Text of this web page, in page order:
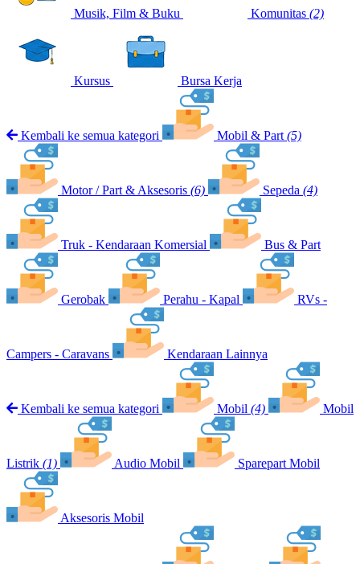
Musik, Film & Buku Komunitas (2)
Kursus Bursa Kerja
Kembali ke semua kategori Mobil & Part (5)
Motor / Part & Aksesoris (6) Sepeda (4)
Truk - Kendaraan Komersial Bus & Part
Gerobak Perahu - Kapal RVs -
Campers - Caravans Kendaraan Lainnya
Kembali ke semua kategori Mobil (4) Mobil
Listrik (1) Audio Mobil Sparepart Mobil
Aksesoris Mobil